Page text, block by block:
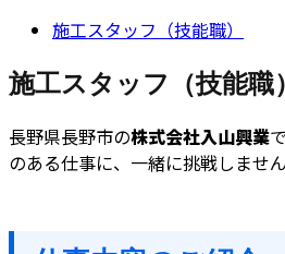
施工スタッフ（技能職）
施工スタッフ（技能職）
長野県長野市の株式会社入山興業
のある仕事に、一緒に挑戦しませ